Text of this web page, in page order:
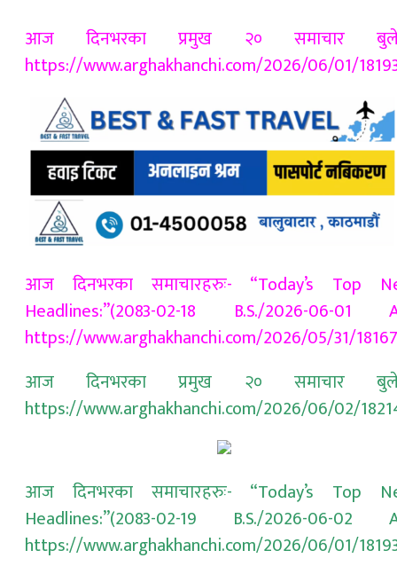
आज दिनभरका प्रमुख २० समाचार
https://www.arghakhanchi.com/2026/06/01/
आज दिनभरका समाचारहरुः- “Today’s Top
Headlines:”(2083-02-18 B.S./2026-06-01
https://www.arghakhanchi.com/2026/05/31/
आज दिनभरका प्रमुख २० समाचार
https://www.arghakhanchi.com/2026/06/02/
आज दिनभरका समाचारहरुः- “Today’s Top
Headlines:”(2083-02-19 B.S./2026-06-02
https://www.arghakhanchi.com/2026/06/01/